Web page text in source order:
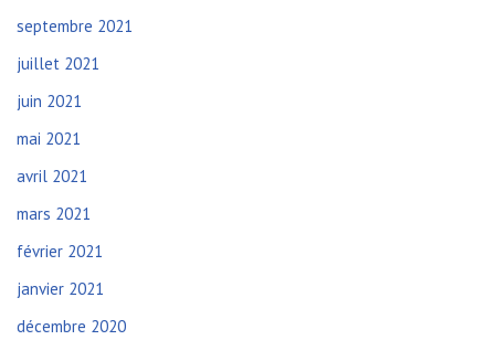
septembre 2021
juillet 2021
juin 2021
mai 2021
avril 2021
mars 2021
février 2021
janvier 2021
décembre 2020